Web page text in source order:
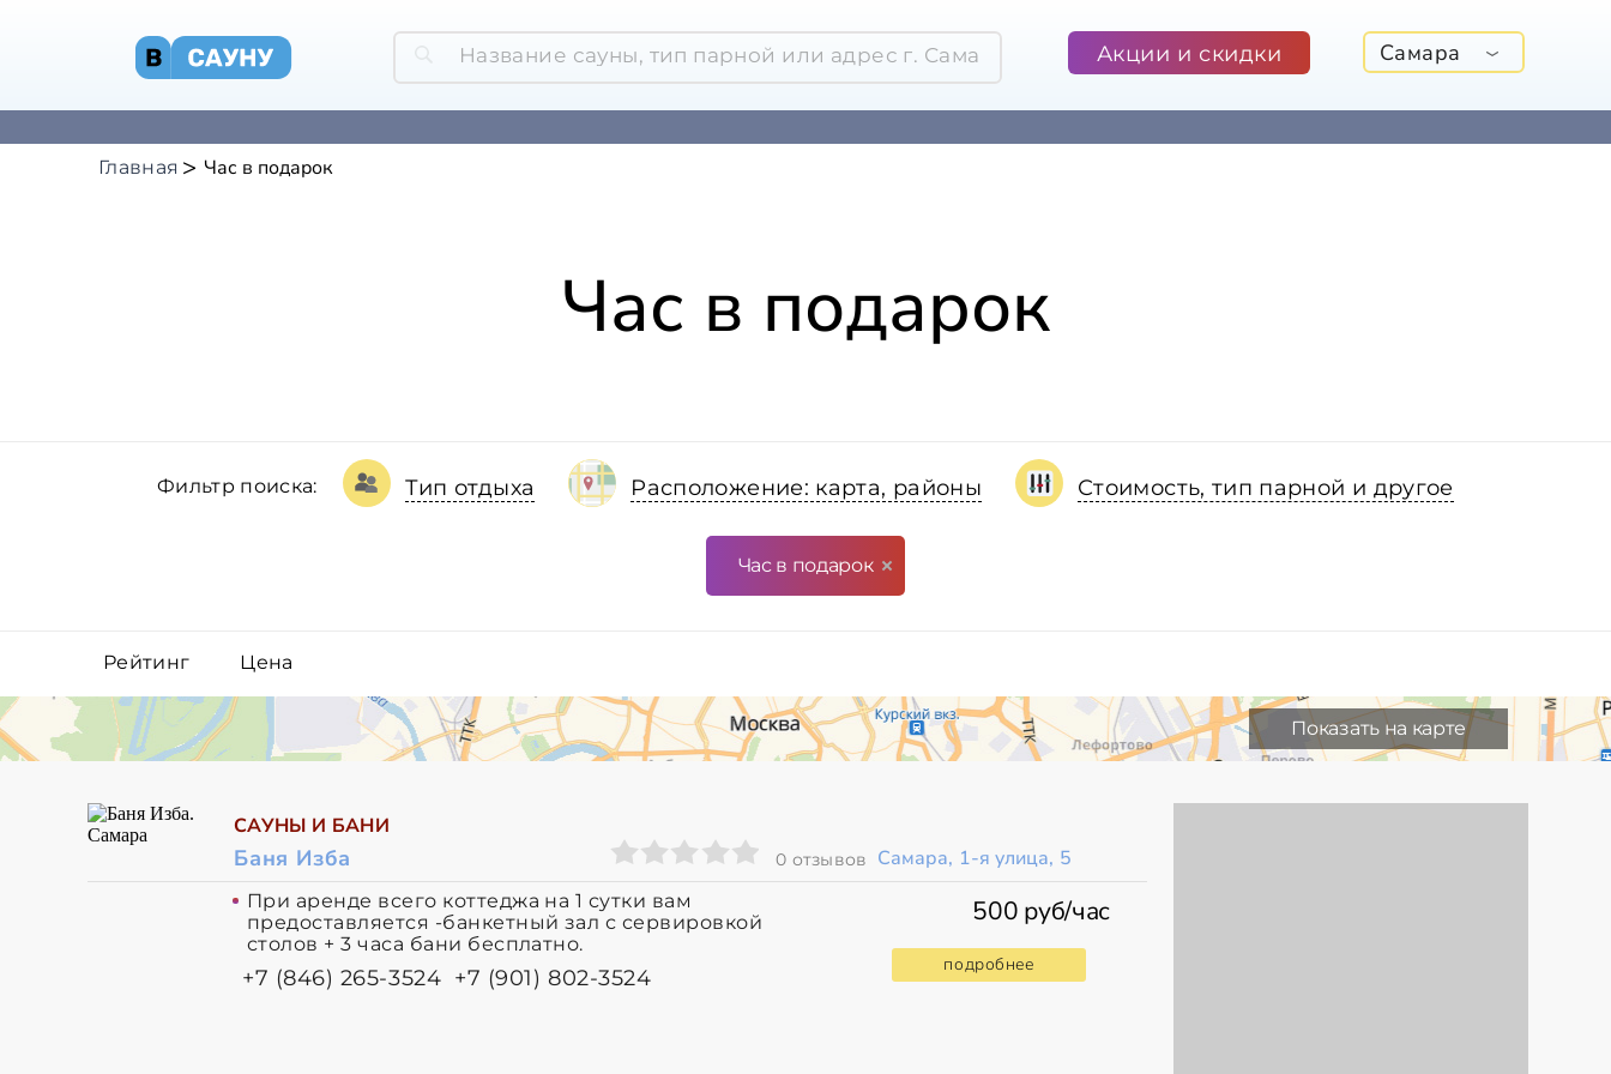
Акции и скидки Самара
Главная Час в подарок
Час в подарок
Фильтр поиска: Тип отдыха Расположение: карта, районы Стоимость, тип парной и другое
Час в подарок
Рейтинг Цена
Показать на карте
САУНЫ И БАНИ
Баня Изба 0 отзывов Самара, 1-я улица, 5
При аренде всего коттеджа на 1 сутки вам
предоставляется -банкетный зал с сервировкой
столов + 3 часа бани бесплатно.
+7 (846) 265-3524 +7 (901) 802-3524
500 руб/час
подробнее